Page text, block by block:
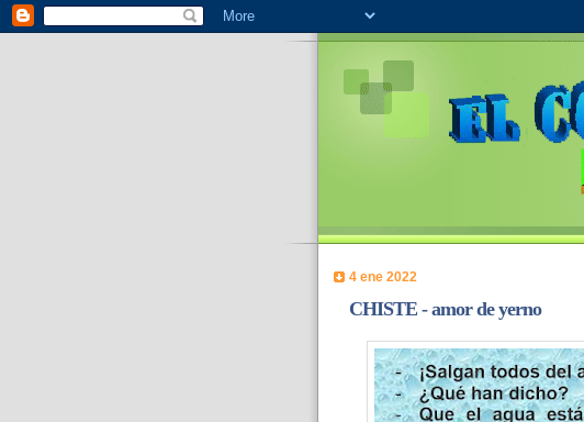
4 ene 2022
CHISTE - amor de yerno